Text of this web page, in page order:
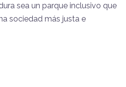
sea un parque inclusivo que
sociedad más justa e